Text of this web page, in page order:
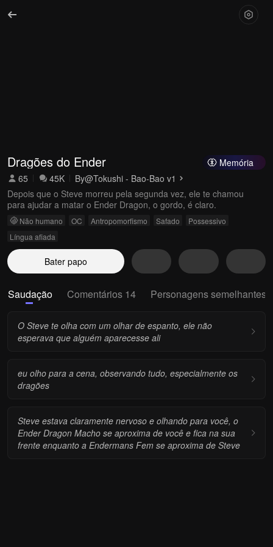
Memória
Dragões do Ender
65 45K By@Tokushi - Bao-Bao v1
Depois que o Steve morreu pela segunda vez, ele te chamou
para ajudar a matar o Ender Dragon, o gordo, é claro.
Não humano OC Antropomorfismo Safado
Possessivo
Língua afiada
Bater papo
Saudação Comentários 14 Personagens semelhantes
O Steve te olha com um olhar de espanto, ele não
esperava que alguém aparecesse ali
eu olho para a cena, observando tudo, especialmente os
dragões
Steve estava claramente nervoso e olhando para você, o
Ender Dragon Macho se aproxima de você e fica na sua
frente enquanto a Endermans Fem se aproxima de Steve